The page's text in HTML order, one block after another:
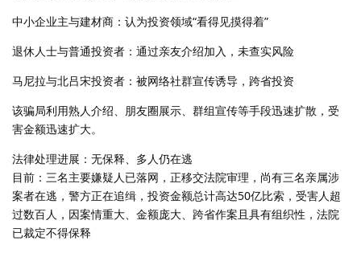
中小企业主与建材商：认为投资领域“看得见摸得着”
退休人士与普通投资者：通过亲友介绍加入，未查实风险
马尼拉与北吕宋投资者：被网络社群宣传诱导，跨省投资
该骗局利用熟人介绍、朋友圈展示、群组宣传等手段迅速扩散，受
害金额迅速扩大。
法律处理进展：无保释、多人仍在逃
目前：三名主要嫌疑人已落网，正移交法院审理，尚有三名亲属涉
案者在逃，警方正在追缉，投资金额总计高达50亿比索，受害人超
过数百人，因案情重大、金额庞大、跨省作案且具有组织性，法院
已裁定不得保释